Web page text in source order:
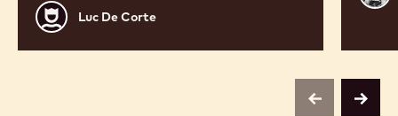
Luc
De
Corte
Luc De Corte
previousnext